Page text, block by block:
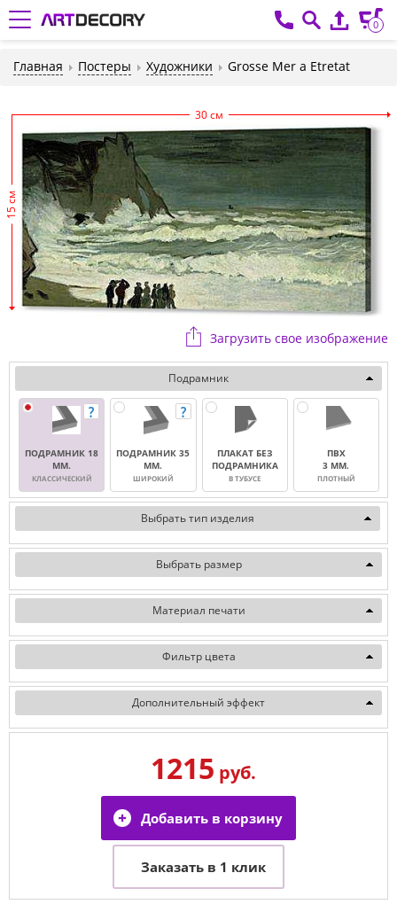
0
Главная Постеры Художники Grosse Mer a Etretat
30 см
15 см
Загрузить свое изображение
Подрамник
ПОДРАМНИК 18
ММ.
КЛАССИЧЕСКИЙ
ПОДРАМНИК 35
ММ.
ШИРОКИЙ
ПЛАКАТ БЕЗ
ПОДРАМНИКА
В ТУБУСЕ
ПВХ
3 ММ.
ПЛОТНЫЙ
Выбрать тип изделия
Выбрать размер
Материал печати
Фильтр цвета
Дополнительный эффект
1215 руб.